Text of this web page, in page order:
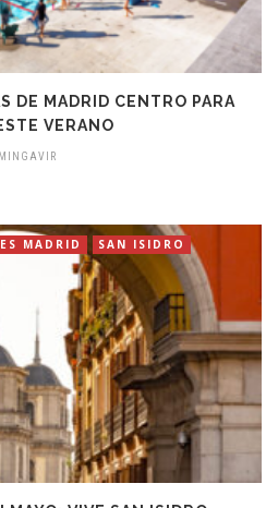
DE MADRID CENTRO PARA
VERANO
MADRID SAN ISIDRO